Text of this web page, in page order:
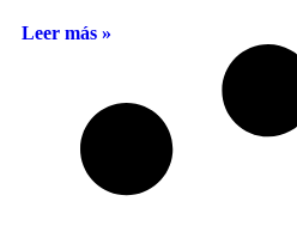
Leer más »